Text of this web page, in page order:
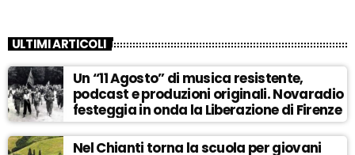
ULTIMI ARTICOLI
Un “11 Agosto” di musica resistente,
podcast e produzioni originali. Novaradio
festeggia in onda la Liberazione di Firenze
Nel Chianti torna la scuola per giovani